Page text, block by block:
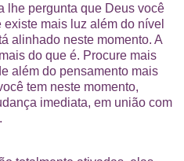
lhe pergunta que Deus você
mais luz além do nível
alinhado neste momento. A
do que é. Procure mais
além do pensamento mais
tem neste momento,
imediata, em união com